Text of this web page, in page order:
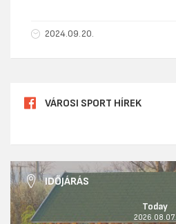
2024.09.20.
VÁROSI SPORT HÍREK
IDŐJÁRÁS
Today
2026.08.07.